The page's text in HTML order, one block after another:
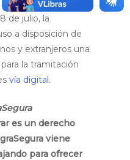
de julio, la
a disposición de
y extranjeros una
la tramitación
vía digital.
es un derecho
viene
para ofrecer